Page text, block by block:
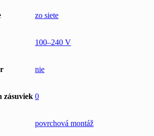
zo siete
100–240 V
nie
zásuviek 0
povrchová montáž